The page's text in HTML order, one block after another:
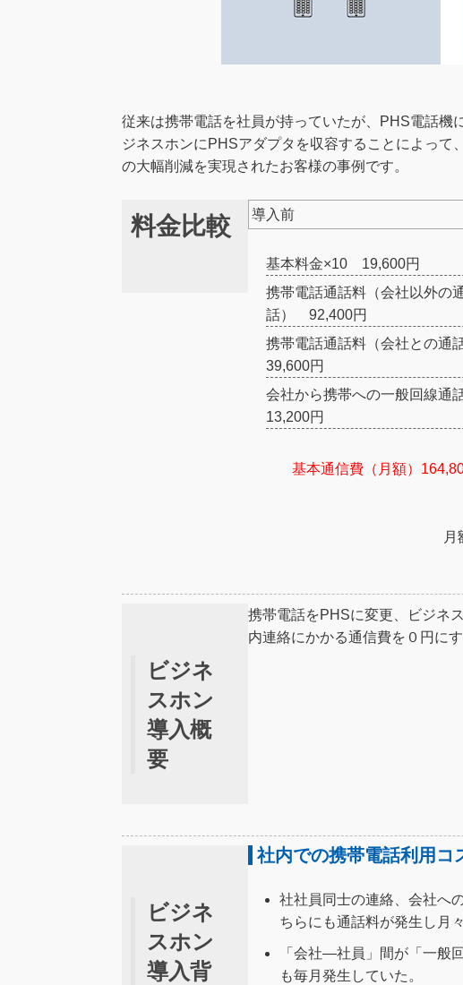
従来は携帯電話を社員が持っていたが、PHS電話
ジネスホンにPHSアダプタを収容することによっ
の大幅削減を実現されたお客様の事例です。
料金比較 導入前
基本料金×10 19,600円
携帯電話通話料（会社以外の
話） 92,400円
携帯電話通話料（会社との通
39,600円
会社から携帯への一般回線通
13,200円
基本通信費（月額）
ビジネ
スホン
導入概
要
携帯電話をPHSに変更、ビジネ
内連絡にかかる通信費を０円に
ビジネ
スホン
導入背
社内での携帯電話利用コ
社社員同士の連絡、会社へ
ちらにも通話料が発生し月
「会社―社員」間が「一般
も毎月発生していた。